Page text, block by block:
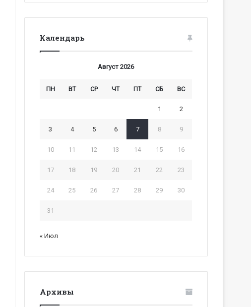
Календарь
Август 2026
ПН ВТ СР ЧТ ПТ СБ ВС
1 2
3 4 5 6 7 8 9
10 11 12 13 14 15 16
17 18 19 20 21 22 23
24 25 26 27 28 29 30
31
« Июл
Архивы